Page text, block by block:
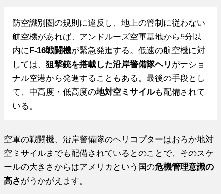
防空識別圏の規則に違反し、地上の管制に従わない
航空機があれば、アンドルーズ空軍基地から5分以
内にF-16戦闘機が緊急発進する。低速の航空機に対
しては、 狙撃銃を搭載した沿岸警備隊ヘリ がナショ
ナル空港から発進することもある。最後の手段とし
て、中高度・低高度の地対空ミサイルも配備されて
いる。
空軍の戦闘機、沿岸警備隊のヘリコプターはおろか地対
空ミサイルまでも配備されているとのことで、そのスケ
ールの大きさからはアメリカという国の危機管理意識の
高さがうかがえます。